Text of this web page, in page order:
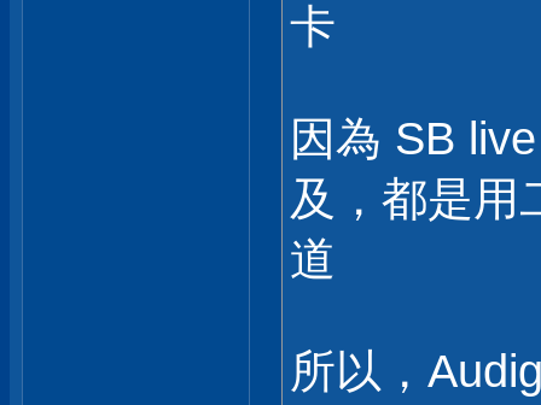
卡
因為 SB
及，都是用
道
所以，